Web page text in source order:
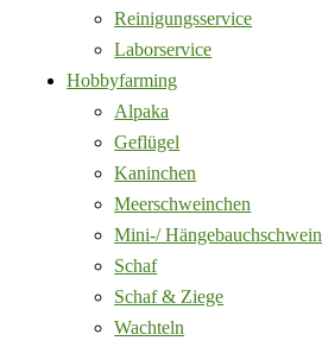
Reinigungsservice
Laborservice
Hobbyfarming
Alpaka
Geflügel
Kaninchen
Meerschweinchen
Mini-/ Hängebauchschwein
Schaf
Schaf & Ziege
Wachteln